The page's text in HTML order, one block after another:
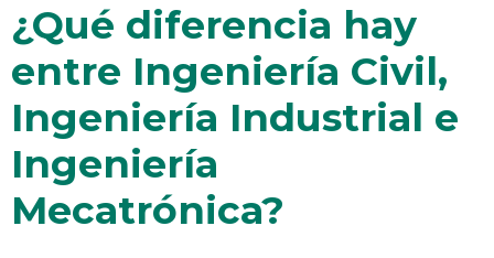
¿Qué diferencia hay
entre Ingeniería Civil,
Ingeniería Industrial e
Ingeniería
Mecatrónica?